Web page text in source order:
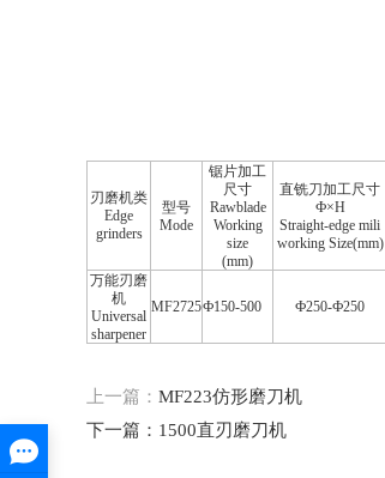
刃磨机类
Edge
grinders
型号
Mode
锯片加工
尺寸
Rawblade
Working
size
(mm)
直铣刀加工尺寸
Ф×H
Straight-edge mili
working Size(mm)
万能刃磨
机
Universal
sharpener
MF2725Ф150-500 Ф250-Ф250
上一篇： MF223仿形磨刀机
下一篇： 1500直刃磨刀机